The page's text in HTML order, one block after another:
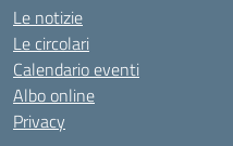
Le notizie
Le circolari
Calendario eventi
Albo online
Privacy